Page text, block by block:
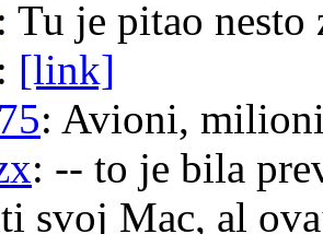
: Tu je pitao
: [link]
: Avioni,
: -- to je bila
svoj Mac, al